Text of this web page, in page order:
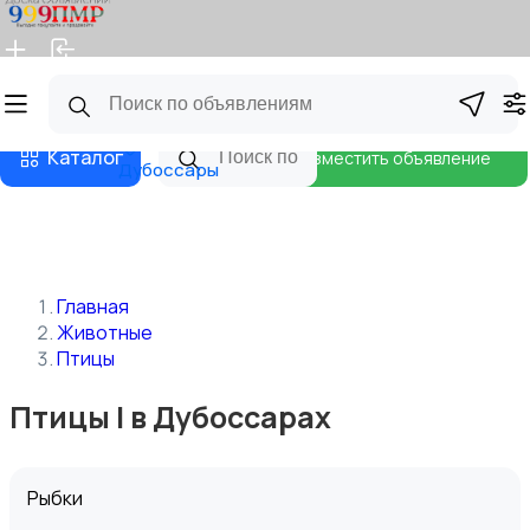
Главная
КаталогДубоссары
Разместить объявление
Главная
Животные
Птицы
Птицы | в Дубоссарах
Рыбки